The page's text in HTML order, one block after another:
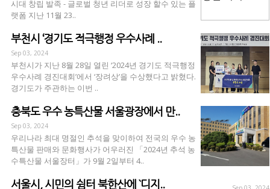
시대 창립 발족 - 글로벌 청년 리더로 성장 할수 있는 플
랫폼 지난 11월 23..
부천시 ‘경기도 적극행정 우수사례 ..
Sep 03, 2024
부천시가 지난 8월 28일 열린 ‘2024년 경기도 적극행정
우수사례 경진대회’에서 ‘장려상’을 수상했다고 밝혔다.
경기도가 주관하는 이번 ..
충북도 우수 농특산물 서울광장에서 만..
Sep 03, 2024
우리나라 최대 명절인 추석을 맞이하여 전국의 우수 농
특산물 판매와 문화행사가 어우러진 「2024년 추석 농
수특산물 서울장터」가 9월 2일부터 4..
서울시, 시민의 쉼터 북한산에 `디지..